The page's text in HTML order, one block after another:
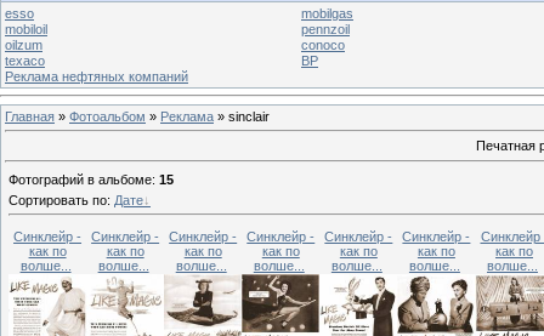
esso
mobilgas
mobiloil
pennzoil
oilzum
conoco
texaco
BP
Реклама нефтяных компаний
Главная » Фотоальбом » Реклама » sinclair
Печатная
Фотографий в альбоме: 15
Сортировать по: Дате
Синклейр -
как по
волше...
Синклейр -
как по
волше...
Синклейр -
как по
волше...
Синклейр -
как по
волше...
Синклейр -
как по
волше...
Синклейр -
как по
волше...
Синклейр
как по
волше...